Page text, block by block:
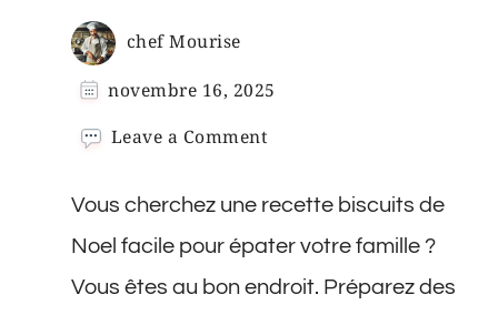
chef Mourise
novembre 16, 2025
Leave a Commenton
de
Noel
Vous cherchez une recette biscuits de
Noel facile pour épater votre famille ?
Vous êtes au bon endroit. Préparez des